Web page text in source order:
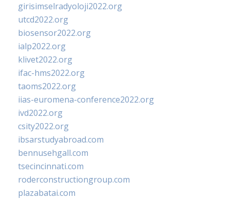
girisimselradyoloji2022.org
utcd2022.org
biosensor2022.org
ialp2022.org
klivet2022.org
ifac-hms2022.org
taoms2022.org
iias-euromena-conference2022.org
ivd2022.org
csity2022.org
ibsarstudyabroad.com
bennusehgall.com
tsecincinnati.com
roderconstructiongroup.com
plazabatai.com